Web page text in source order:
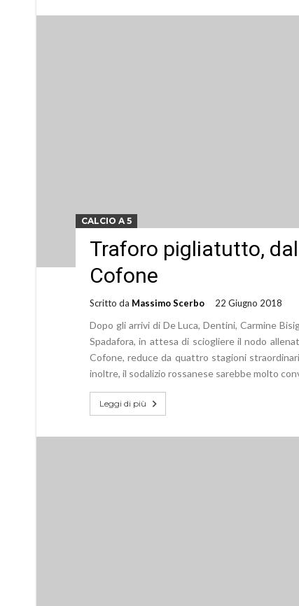
CALCIO A 5
Traforo pigliatutto,
Cofone
Scritto da Massimo Scerbo 22 Giugno 2018
Dopo gli arrivi di De Luca, Dentini, Carmine
Spadafora, in attesa di sciogliere il nodo
Cofone, reduce da quattro stagioni
inoltre, il sodalizio rossanese sarebbe molto
Leggi di più